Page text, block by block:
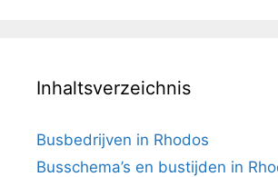
Inhaltsverzeichnis
Busbedrijven in Rhodos
Busschema’s en bustijden in